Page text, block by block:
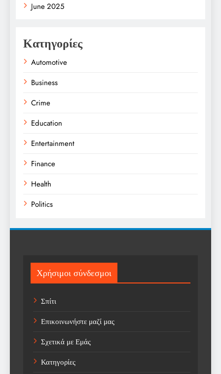
June 2025
Κατηγορίες
Automotive
Business
Crime
Education
Entertainment
Finance
Health
Politics
Sport
Sports
Technology
Trending
Weather
Αγορά
Χρήσιμοι σύνδεσμοι
Σπίτι
Επικοινωνήστε μαζί μας
Σχετικά με Εμάς
Κατηγορίες